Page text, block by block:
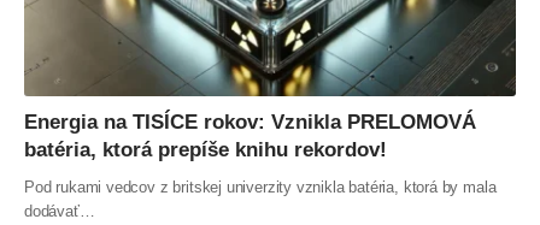
Energia na TISÍCE rokov: Vznikla PRELOMOVÁ
batéria, ktorá prepíše knihu rekordov!
Pod rukami vedcov z britskej univerzity vznikla batéria, ktorá by mala
dodávať…